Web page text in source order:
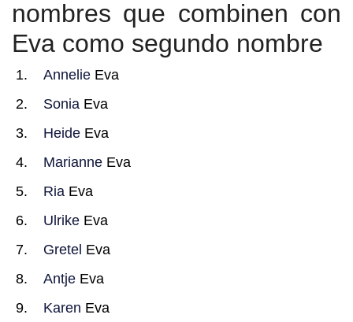
nombres que combinen con
Eva como segundo nombre
Annelie Eva
Sonia Eva
Heide Eva
Marianne Eva
Ria Eva
Ulrike Eva
Gretel Eva
Antje Eva
Karen Eva